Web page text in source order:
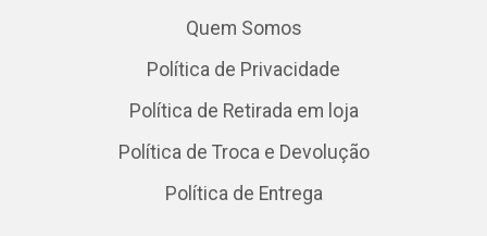
Quem Somos
Política de Privacidade
Política de Retirada em loja
Política de Troca e Devolução
Política de Entrega